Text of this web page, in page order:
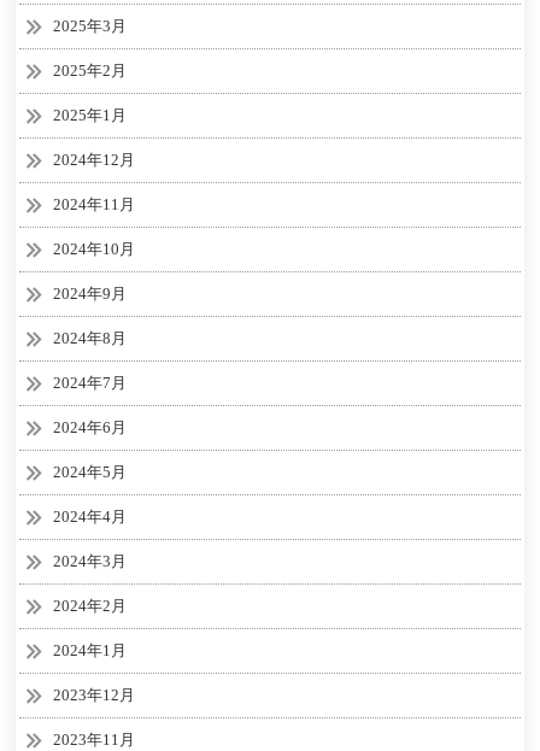
2025年3月
2025年2月
2025年1月
2024年12月
2024年11月
2024年10月
2024年9月
2024年8月
2024年7月
2024年6月
2024年5月
2024年4月
2024年3月
2024年2月
2024年1月
2023年12月
2023年11月